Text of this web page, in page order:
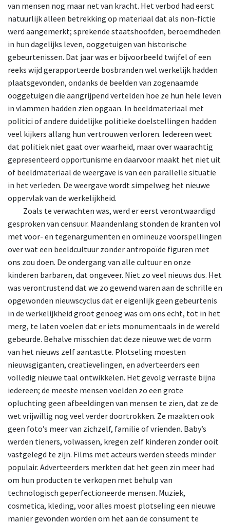
van mensen nog maar net van kracht. Het verbod had eerst
natuurlijk alleen betrekking op materiaal dat als non-fictie
werd aangemerkt; sprekende staatshoofden, beroemdheden
in hun dagelijks leven, ooggetuigen van historische
gebeurtenissen. Dat jaar was er bijvoorbeeld twijfel of een
reeks wijd gerapporteerde bosbranden wel werkelijk hadden
plaatsgevonden, ondanks de beelden van zogenaamde
ooggetuigen die aangrijpend vertelden hoe ze hun hele leven
in vlammen hadden zien opgaan. In beeldmateriaal met
politici of andere duidelijke politieke doelstellingen hadden
veel kijkers allang hun vertrouwen verloren. Iedereen weet
dat politiek niet gaat over waarheid, maar over waarachtig
gepresenteerd opportunisme en daarvoor maakt het niet uit
of beeldmateriaal de weergave is van een parallelle situatie
in het verleden. De weergave wordt simpelweg het nieuwe
oppervlak van de werkelijkheid.
Zoals te verwachten was, werd er eerst verontwaardigd
gesproken van censuur. Maandenlang stonden de kranten vol
met voor- en tegenargumenten en omineuze voorspellingen
over wat een beeldcultuur zonder antropoïde figuren met
ons zou doen. De ondergang van alle cultuur en onze
kinderen barbaren, dat ongeveer. Niet zo veel nieuws dus. Het
was verontrustend dat we zo gewend waren aan de schrille en
opgewonden nieuwscyclus dat er eigenlijk geen gebeurtenis
in de werkelijkheid groot genoeg was om ons echt, tot in het
merg, te laten voelen dat er iets monumentaals in de wereld
gebeurde. Behalve misschien dat deze nieuwe wet de vorm
van het nieuws zelf aantastte. Plotseling moesten
nieuwsgiganten, creatievelingen, en adverteerders een
volledig nieuwe taal ontwikkelen. Het gevolg verraste bijna
iedereen; de meeste mensen voelden zo een grote
opluchting geen afbeeldingen van mensen te zien, dat ze de
wet vrijwillig nog veel verder doortrokken. Ze maakten ook
geen foto’s meer van zichzelf, familie of vrienden. Baby’s
werden tieners, volwassen, kregen zelf kinderen zonder ooit
vastgelegd te zijn. Films met acteurs werden steeds minder
populair. Adverteerders merkten dat het geen zin meer had
om hun producten te verkopen met behulp van
technologisch geperfectioneerde mensen. Muziek,
cosmetica, kleding, voor alles moest plotseling een nieuwe
manier gevonden worden om het aan de consument te